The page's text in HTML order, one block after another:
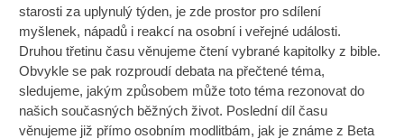
starosti za uplynulý týden, je zde prostor pro sdílení
myšlenek, nápadů i reakcí na osobní i veřejné události.
Druhou třetinu času věnujeme čtení vybrané kapitolky z bible.
Obvykle se pak rozproudí debata na přečtené téma,
sledujeme, jakým způsobem může toto téma rezonovat do
našich současných běžných život. Poslední díl času
věnujeme již přímo osobním modlitbám, jak je známe z Beta